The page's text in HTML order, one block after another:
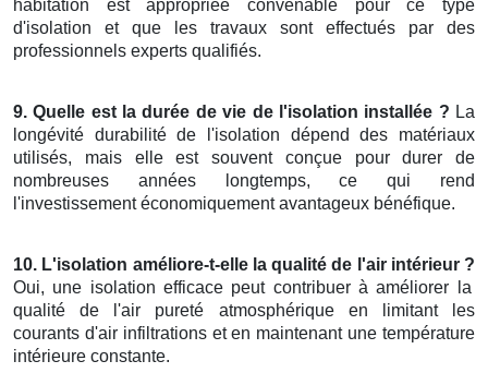
habitation est appropriée convenable pour ce type
d'isolation et que les travaux sont effectués par des
professionnels experts qualifiés.
9. Quelle est la durée de vie de l'isolation installée ? La
longévité durabilité de l'isolation dépend des matériaux
utilisés, mais elle est souvent conçue pour durer de
nombreuses années longtemps, ce qui rend
l'investissement économiquement avantageux bénéfique.
10. L'isolation améliore-t-elle la qualité de l'air intérieur ?
Oui, une isolation efficace peut contribuer à améliorer la
qualité de l'air pureté atmosphérique en limitant les
courants d'air infiltrations et en maintenant une température
intérieure constante.